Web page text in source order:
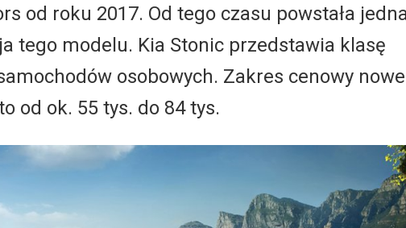
od roku 2017. Od tego czasu powstała
tego modelu. Kia Stonic przedstawia klasę
osobowych. Zakres cenowy
od ok. 55 tys. do 84 tys.